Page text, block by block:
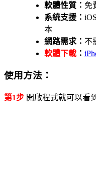
軟體性質： 免
系統支援：
本
網路需求： 不
軟體下載 ：
使用方法：
第1步 開啟程式就可以看